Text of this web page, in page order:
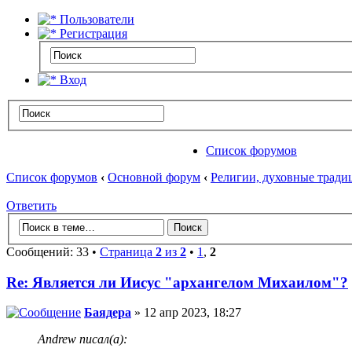
Пользователи
Регистрация
Вход
Список форумов
Список форумов ‹ Основной форум ‹ Религии, духовные
Ответить
Сообщений: 33 • Страница 2 из 2 • 1 , 2
Re: Является ли Иисус "архангелом Михаилом"?
Баядера » 12 апр 2023, 18:27
Andrew писал(а):